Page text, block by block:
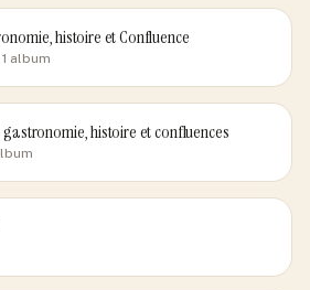
histoire et Confluence
1 album
histoire et confluences